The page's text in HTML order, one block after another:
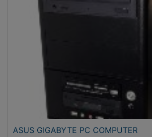
ASUS GIGABYTE PC COMPUTER